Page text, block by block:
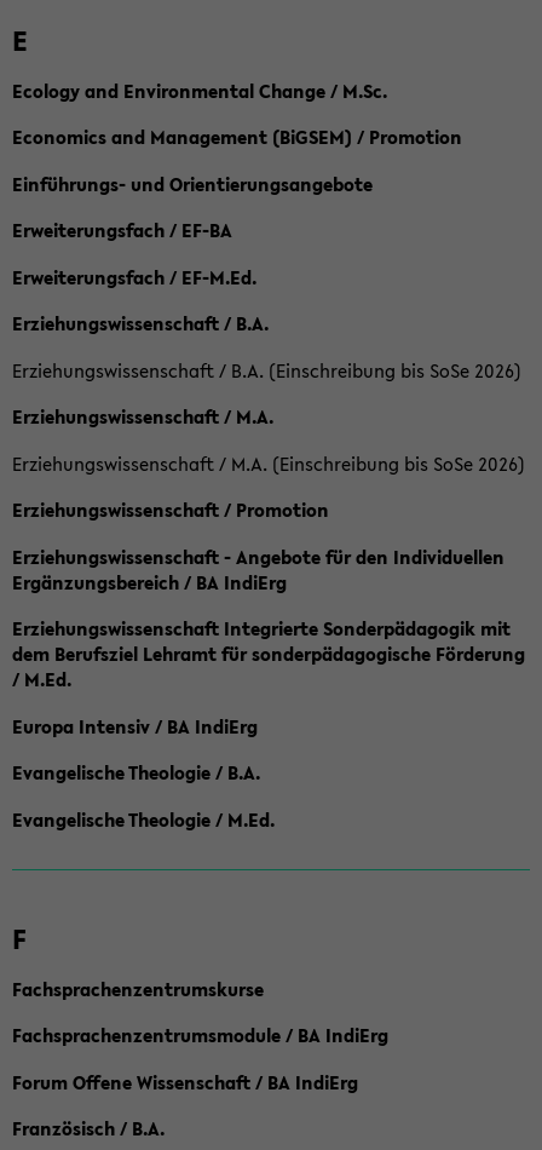
E
Ecology and Environmental Change / M.Sc.
Economics and Management (BiGSEM) / Promotion
Einführungs- und Orientierungsangebote
Erweiterungsfach / EF-BA
Erweiterungsfach / EF-M.Ed.
Erziehungswissenschaft / B.A.
Erziehungswissenschaft / B.A. (Einschreibung bis SoSe 2026)
Erziehungswissenschaft / M.A.
Erziehungswissenschaft / M.A. (Einschreibung bis SoSe 2026)
Erziehungswissenschaft / Promotion
Erziehungswissenschaft - Angebote für den Individuellen
Ergänzungsbereich / BA IndiErg
Erziehungswissenschaft Integrierte Sonderpädagogik mit
dem Berufsziel Lehramt für sonderpädagogische Förderung
/ M.Ed.
Europa Intensiv / BA IndiErg
Evangelische Theologie / B.A.
Evangelische Theologie / M.Ed.
F
Fachsprachenzentrumskurse
Fachsprachenzentrumsmodule / BA IndiErg
Forum Offene Wissenschaft / BA IndiErg
Französisch / B.A.